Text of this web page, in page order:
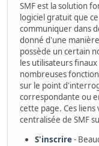
SMF est la solution
logiciel gratuit que
communiquer dans
donné d'une
possède un certain
les utilisateurs
nombreuses
sur le point
correspondante ou
cette page. Ces
centralisée de SMF
S'inscrire-